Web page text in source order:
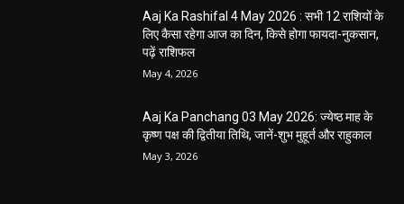
Aaj Ka Rashifal 4 May 2026 : सभी 12 राशियों के
लिए कैसा रहेगा आज का दिन, किसे होगा फायदा-नुकसान,
पढ़ें राशिफल
May 4, 2026
Aaj Ka Panchang 03 May 2026: ज्येष्ठ माह के
कृष्ण पक्ष की द्वितीया तिथि, जानें-शुभ मुहूर्त और राहुकाल
May 3, 2026